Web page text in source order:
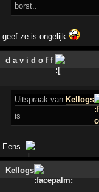
borst..
geef ze is ongelijk
d a v i d o f f
Uitspraak van Kellogs
is
Eens.
Kellogs